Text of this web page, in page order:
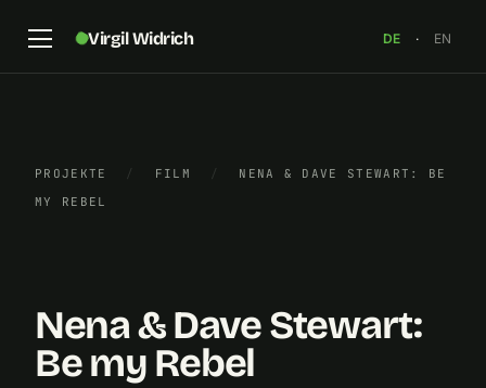
Virgil Widrich DE · EN
PROJEKTE / FILM /
NENA & DAVE STEWART: BE
MY REBEL
Standbild aus „Nena & Dave Stewart: Be my Rebel“,
Regie: Virgil Widrich, 2018
Nena & Dave Stewart:
Be my Rebel